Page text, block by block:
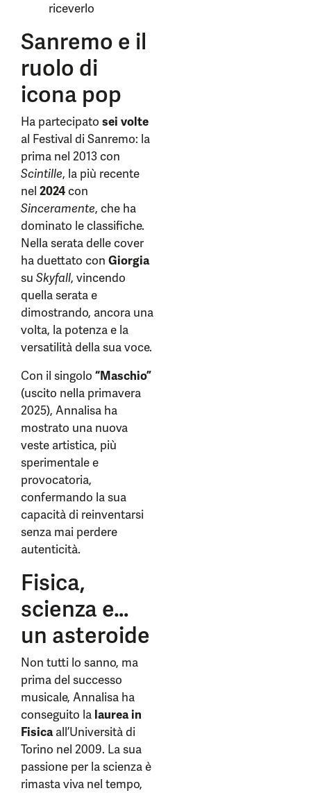
riceverlo
Sanremo e il
ruolo di
icona pop
Ha partecipato sei volte
al Festival di Sanremo: la
prima nel 2013 con
Scintille, la più recente
nel 2024con
Sinceramente, che ha
dominato le classifiche.
Nella serata delle cover
ha duettato con Giorgia
su Skyfall, vincendo
quella serata e
dimostrando, ancora una
volta, la potenza e la
versatilità della sua voce.
Con il singolo “Maschio”
(uscito nella primavera
2025), Annalisa ha
mostrato una nuova
veste artistica, più
sperimentale e
provocatoria,
confermando la sua
capacità di reinventarsi
senza mai perdere
autenticità.
Fisica,
scienza e…
un asteroide
Non tutti lo sanno, ma
prima del successo
musicale, Annalisa ha
conseguito la laurea in
Fisicaall’Università di
Torino nel 2009. La sua
passione per la scienza è
rimasta viva nel tempo,